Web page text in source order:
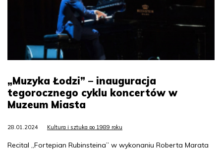
„Muzyka Łodzi” – inauguracja
tegorocznego cyklu koncertów w
Muzeum Miasta
28.01.2024 Kultura i sztuka po 1989 roku
Recital „Fortepian Rubinsteina” w wykonaniu Roberta Marata